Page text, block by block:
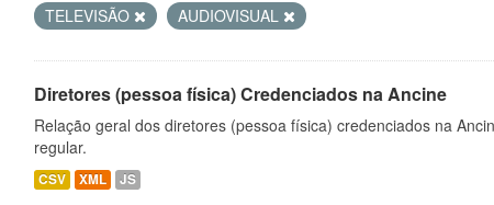
TELEVISÃO
AUDIOVISUAL
Diretores (pessoa física) Credenciados na Ancine
Relação geral dos diretores (pessoa física) credenciados na
regular.
CSV XML JS